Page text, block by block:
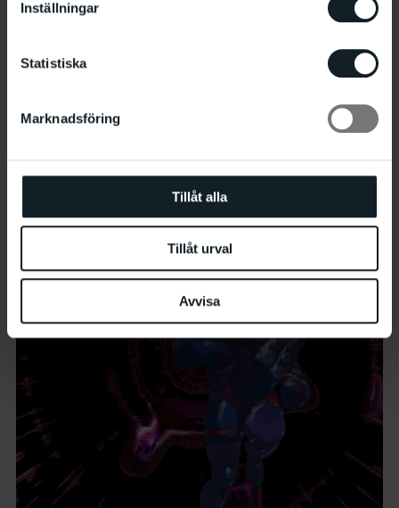
Inställningar
Statistiska
Marknadsföring
Tillåt alla
Tillåt urval
Avvisa